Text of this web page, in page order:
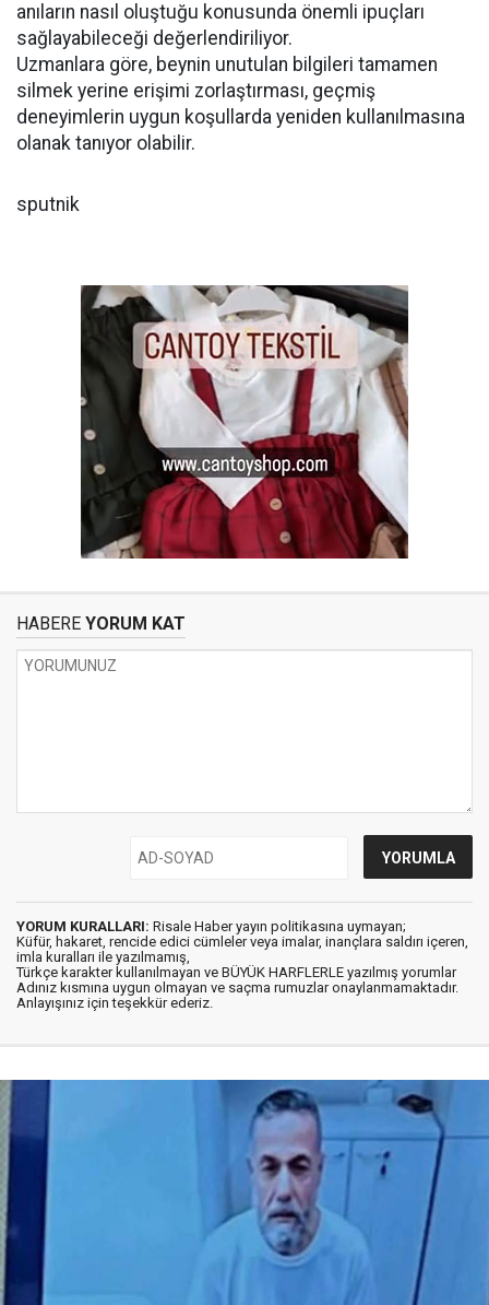
anıların nasıl oluştuğu konusunda önemli ipuçları
sağlayabileceği değerlendiriliyor.
Uzmanlara göre, beynin unutulan bilgileri tamamen
silmek yerine erişimi zorlaştırması, geçmiş
deneyimlerin uygun koşullarda yeniden kullanılmasına
olanak tanıyor olabilir.
sputnik
HABERE YORUM KAT
YORUM KURALLARI: Risale Haber yayın politikasına uymayan;
Küfür, hakaret, rencide edici cümleler veya imalar, inançlara saldırı içeren,
imla kuralları ile yazılmamış,
Türkçe karakter kullanılmayan ve BÜYÜK HARFLERLE yazılmış yorumlar
Adınız kısmına uygun olmayan ve saçma rumuzlar onaylanmamaktadır.
Anlayışınız için teşekkür ederiz.